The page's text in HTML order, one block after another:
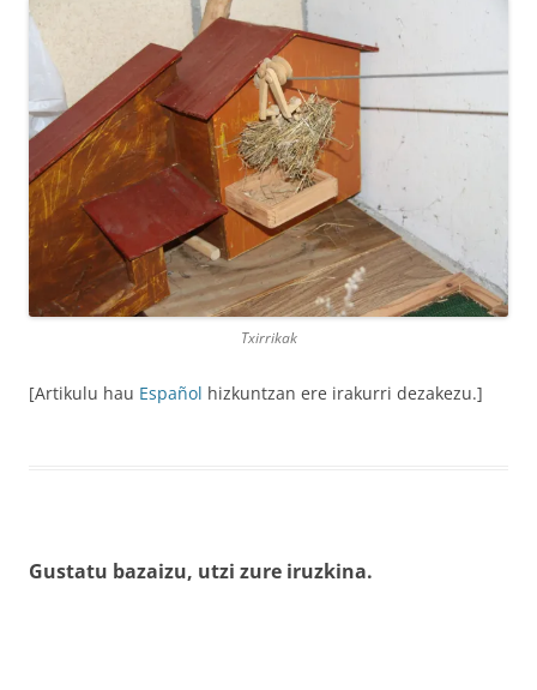
Txirrikak
[Artikulu hau Español hizkuntzan ere irakurri dezakezu.]
Gustatu bazaizu, utzi zure iruzkina.